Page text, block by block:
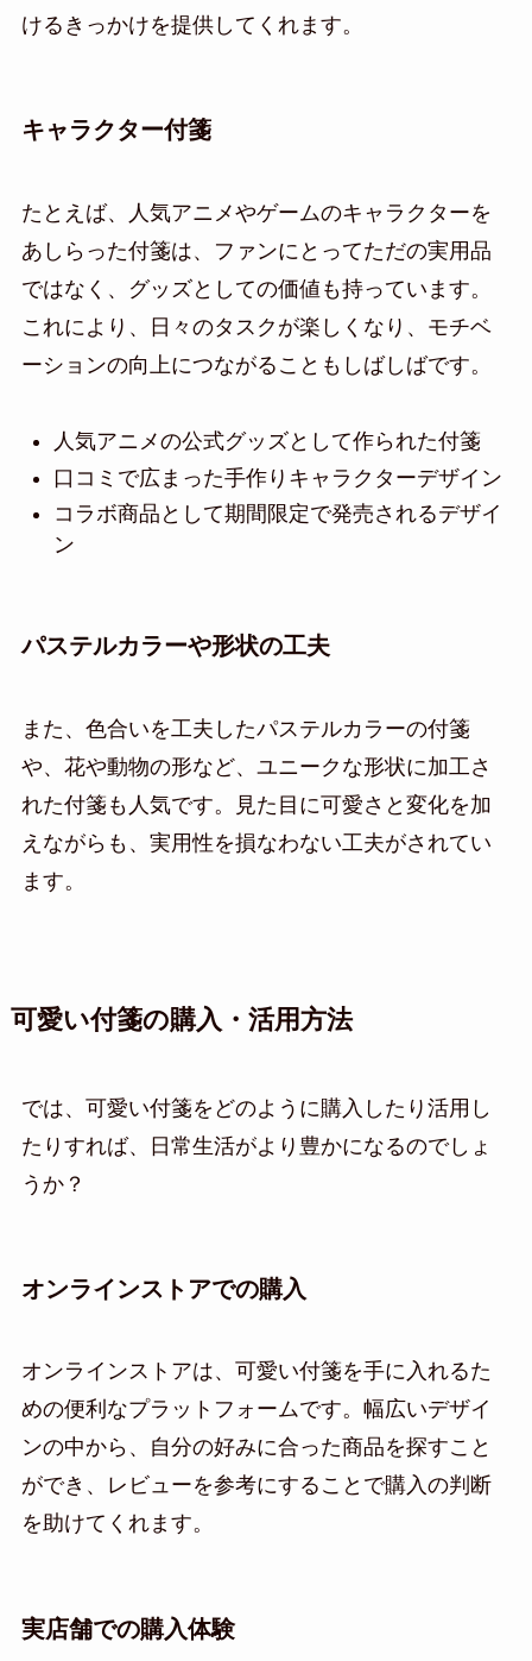
けるきっかけを提供してくれます。
キャラクター付箋
たとえば、人気アニメやゲームのキャラクターを
あしらった付箋は、ファンにとってただの実用品
ではなく、グッズとしての価値も持っています。
これにより、日々のタスクが楽しくなり、モチベ
ーションの向上につながることもしばしばです。
人気アニメの公式グッズとして作られた付箋
口コミで広まった手作りキャラクターデザイン
コラボ商品として期間限定で発売されるデザイ
ン
パステルカラーや形状の工夫
また、色合いを工夫したパステルカラーの付箋
や、花や動物の形など、ユニークな形状に加工さ
れた付箋も人気です。見た目に可愛さと変化を加
えながらも、実用性を損なわない工夫がされてい
ます。
可愛い付箋の購入・活用方法
では、可愛い付箋をどのように購入したり活用し
たりすれば、日常生活がより豊かになるのでしょ
うか？
オンラインストアでの購入
オンラインストアは、可愛い付箋を手に入れるた
めの便利なプラットフォームです。幅広いデザイ
ンの中から、自分の好みに合った商品を探すこと
ができ、レビューを参考にすることで購入の判断
を助けてくれます。
実店舗での購入体験